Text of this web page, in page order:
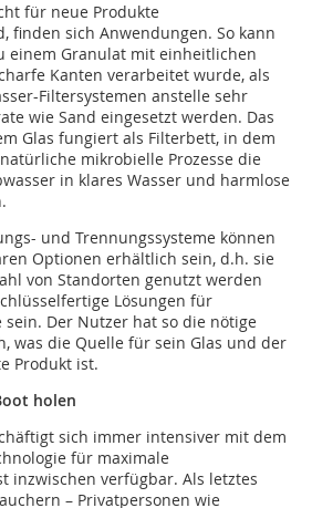
für neue Produkte
finden sich Anwendungen. So kann
einem Granulat mit einheitlichen
Kanten verarbeitet wurde, als
Filtersystemen anstelle sehr
wie Sand eingesetzt werden. Das
Glas fungiert als Filterbett, in dem
mikrobielle Prozesse die
in klares Wasser und harmlose
und Trennungssysteme können
Optionen erhältlich sein, d.h. sie
von Standorten genutzt werden
Lösungen für
Der Nutzer hat so die nötige
was die Quelle für sein Glas und der
Produkt ist.
holen
sich immer intensiver mit dem
für maximale
inzwischen verfügbar. Als letztes
– Privatpersonen wie